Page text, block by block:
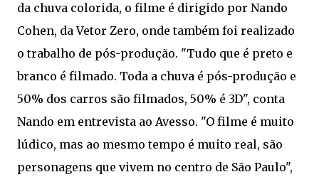
da chuva colorida, o filme é dirigido por Nando
Cohen, da Vetor Zero, onde também foi realizado
o trabalho de pós-produção. "Tudo que é preto e
branco é filmado. Toda a chuva é pós-produção e
50% dos carros são filmados, 50% é 3D", conta
Nando em entrevista ao Avesso. "O filme é muito
lúdico, mas ao mesmo tempo é muito real, são
personagens que vivem no centro de São Paulo",